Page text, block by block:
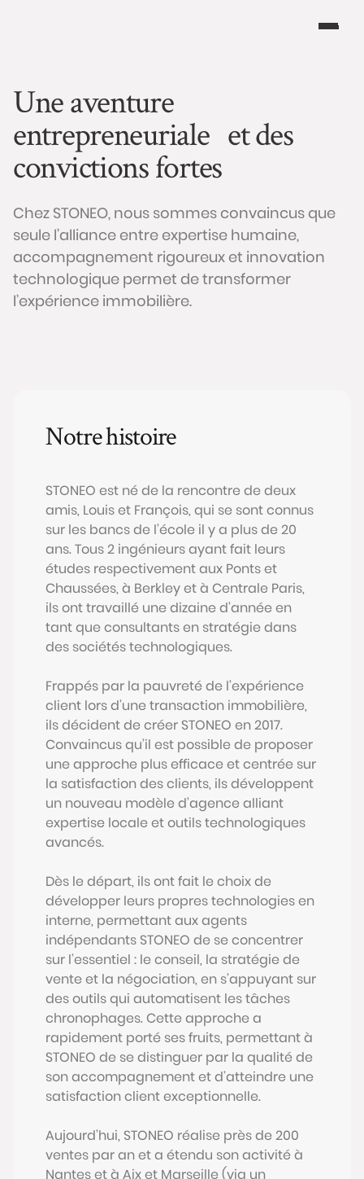
Une aventure
entrepreneuriale et des
convictions fortes
Chez STONEO, nous sommes convaincus que
seule l’alliance entre expertise humaine,
accompagnement rigoureux et innovation
technologique permet de transformer
l’expérience immobilière.
Notre histoire
STONEO est né de la rencontre de deux
amis, Louis et François, qui se sont connus
sur les bancs de l’école il y a plus de 20
ans. Tous 2 ingénieurs ayant fait leurs
études respectivement aux Ponts et
Chaussées, à Berkley et à Centrale Paris,
ils ont travaillé une dizaine d’année en
tant que consultants en stratégie dans
des sociétés technologiques.
Frappés par la pauvreté de l’expérience
client lors d’une transaction immobilière,
ils décident de créer STONEO en 2017.
Convaincus qu’il est possible de proposer
une approche plus efficace et centrée sur
la satisfaction des clients, ils développent
un nouveau modèle d’agence alliant
expertise locale et outils technologiques
avancés.
Dès le départ, ils ont fait le choix de
développer leurs propres technologies en
interne, permettant aux agents
indépendants STONEO de se concentrer
sur l’essentiel : le conseil, la stratégie de
vente et la négociation, en s’appuyant sur
des outils qui automatisent les tâches
chronophages. Cette approche a
rapidement porté ses fruits, permettant à
STONEO de se distinguer par la qualité de
son accompagnement et d’atteindre une
satisfaction client exceptionnelle.
Aujourd’hui, STONEO réalise près de 200
ventes par an et a étendu son activité à
Nantes et à Aix et Marseille (via un